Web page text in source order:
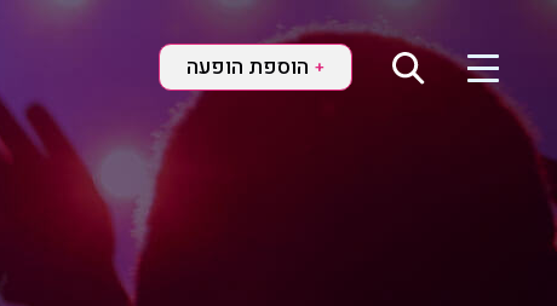
+ הוספת הופעה